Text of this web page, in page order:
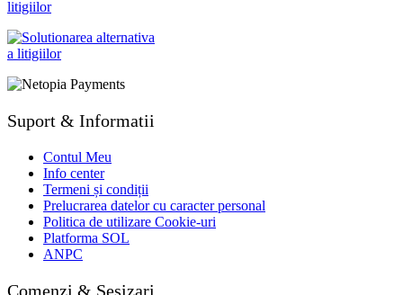
Suport & Informatii
Contul Meu
Info center
Termeni și condiții
Prelucrarea datelor cu caracter personal
Politica de utilizare Cookie-uri
Platforma SOL
ANPC
Comenzi & Sesizari